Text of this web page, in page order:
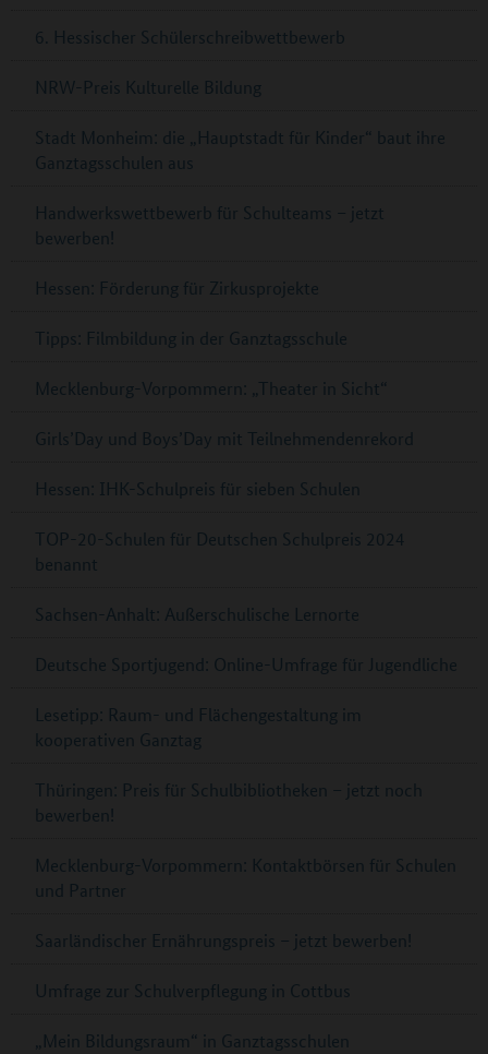
6. Hessischer Schülerschreibwettbewerb
NRW-Preis Kulturelle Bildung
Stadt Monheim: die „Hauptstadt für Kinder“ baut ihre
Ganztagsschulen aus
Handwerkswettbewerb für Schulteams – jetzt
bewerben!
Hessen: Förderung für Zirkusprojekte
Tipps: Filmbildung in der Ganztagsschule
Mecklenburg-Vorpommern: „Theater in Sicht“
Girls’Day und Boys’Day mit Teilnehmendenrekord
Hessen: IHK-Schulpreis für sieben Schulen
TOP-20-Schulen für Deutschen Schulpreis 2024
benannt
Sachsen-Anhalt: Außerschulische Lernorte
Deutsche Sportjugend: Online-Umfrage für Jugendliche
Lesetipp: Raum- und Flächengestaltung im
kooperativen Ganztag
Thüringen: Preis für Schulbibliotheken – jetzt noch
bewerben!
Mecklenburg-Vorpommern: Kontaktbörsen für Schulen
und Partner
Saarländischer Ernährungspreis – jetzt bewerben!
Umfrage zur Schulverpflegung in Cottbus
„Mein Bildungsraum“ in Ganztagsschulen